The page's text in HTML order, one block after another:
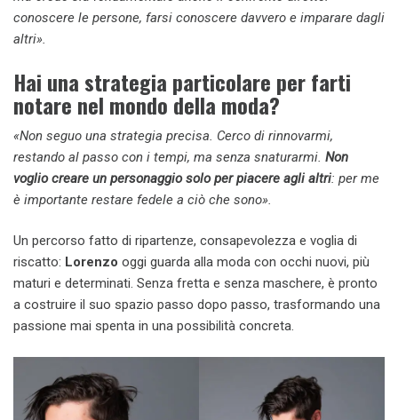
conoscere le persone, farsi conoscere davvero e imparare dagli
altri».
Hai una strategia particolare per farti
notare nel mondo della moda?
«Non seguo una strategia precisa. Cerco di rinnovarmi,
restando al passo con i tempi, ma senza snaturarmi. Non
voglio creare un personaggio solo per piacere agli altri: per me
è importante restare fedele a ciò che sono».
Un percorso fatto di ripartenze, consapevolezza e voglia di
riscatto: Lorenzo oggi guarda alla moda con occhi nuovi, più
maturi e determinati. Senza fretta e senza maschere, è pronto
a costruire il suo spazio passo dopo passo, trasformando una
passione mai spenta in una possibilità concreta.